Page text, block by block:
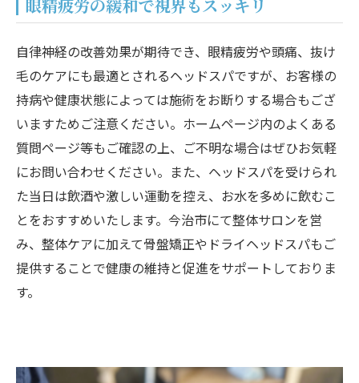
眼精疲労の緩和で視界もスッキリ
自律神経の改善効果が期待でき、眼精疲労や頭痛、抜け
毛のケアにも最適とされるヘッドスパですが、お客様の
持病や健康状態によっては施術をお断りする場合もござ
いますためご注意ください。ホームページ内のよくある
質問ページ等もご確認の上、ご不明な場合はぜひお気軽
にお問い合わせください。また、ヘッドスパを受けられ
た当日は飲酒や激しい運動を控え、お水を多めに飲むこ
とをおすすめいたします。今治市にて整体サロンを営
み、整体ケアに加えて骨盤矯正やドライヘッドスパもご
提供することで健康の維持と促進をサポートしておりま
す。